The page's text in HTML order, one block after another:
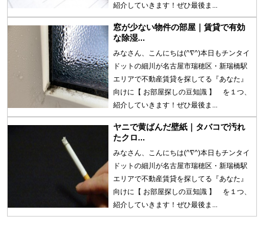
紹介していきます！ぜひ最後ま...
窓が少ない物件の部屋｜賃貸で有効
な除湿...
みなさん、こんにちは(^∇^)本日もチンタイ
ドットの細川が名古屋市瑞穂区・新瑞橋駅
エリアで不動産賃貸を探してる『あなた』
向けに【 お部屋探しの豆知識 】 を１つ、
紹介していきます！ぜひ最後ま...
ヤニで黄ばんだ壁紙｜タバコで汚れ
たクロ...
みなさん、こんにちは(^∇^)本日もチンタイ
ドットの細川が名古屋市瑞穂区・新瑞橋駅
エリアで不動産賃貸を探してる『あなた』
向けに【 お部屋探しの豆知識 】 を１つ、
紹介していきます！ぜひ最後ま...